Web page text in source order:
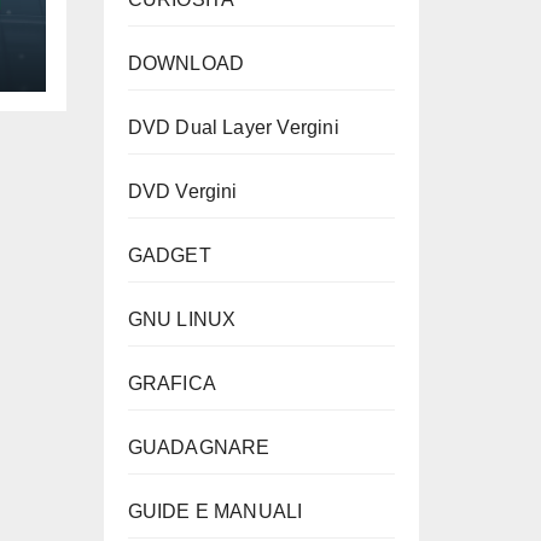
DOWNLOAD
DVD Dual Layer Vergini
DVD Vergini
GADGET
GNU LINUX
GRAFICA
GUADAGNARE
GUIDE E MANUALI